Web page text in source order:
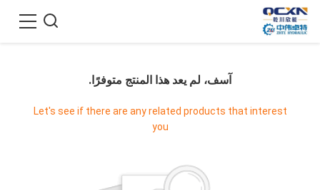
آسف، لم يعد هذا المنتج متوفرًا.
Let's see if there are any related products that interest
you